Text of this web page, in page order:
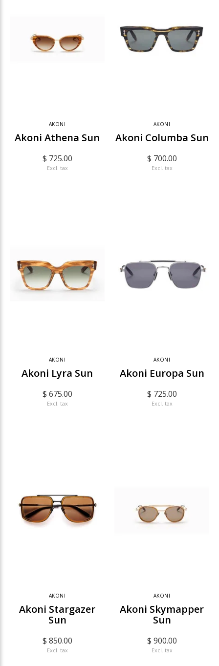
AKONI
Akoni Athena Sun
$ 725.00
Excl. tax
AKONI
Akoni Columba Sun
$ 700.00
Excl. tax
AKONI
Akoni Lyra Sun
$ 675.00
Excl. tax
AKONI
Akoni Europa Sun
$ 725.00
Excl. tax
AKONI
Akoni Stargazer
Sun
$ 850.00
Excl. tax
AKONI
Akoni Skymapper
Sun
$ 900.00
Excl. tax